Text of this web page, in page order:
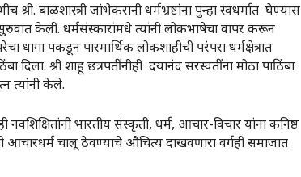
बाळशास्त्री जांभेकरांनी धर्मभ्रष्टांना पुन्हा स्वधर्मात घेण्यास
केली. धर्मसंस्कारांमधे त्यांनी लोकभाषेचा वापर करून
पकडून पारमार्थिक लोकशाहीची परंपरा धर्मक्षेत्रात
श्री शाहू छत्रपतींनीही दयानंद सरस्वतींना मोठा पाठिंबा
त्यांनी केले.
भारतीय संस्कृती, धर्म, आचार-विचार यांना कनिष्ठ
चालू ठेवण्याचे औचित्य दाखवणारा वर्गही समाजात